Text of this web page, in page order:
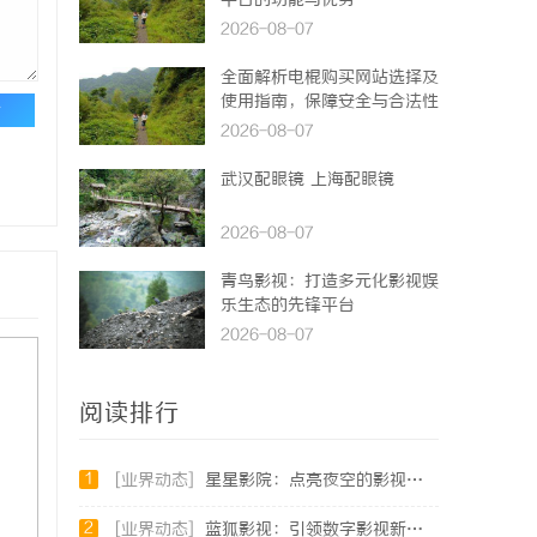
2026-08-07
全面解析电棍购买网站选择及
使用指南，保障安全与合法性
2026-08-07
武汉配眼镜 上海配眼镜
2026-08-07
青鸟影视：打造多元化影视娱
乐生态的先锋平台
2026-08-07
阅读排行
1 [业界动态] 星星影院：点亮夜空的影视艺术殿堂
2 [业界动态] 蓝狐影视：引领数字影视新时代的创新力量